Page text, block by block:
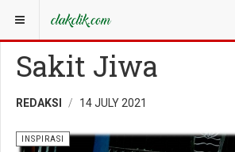
YOU ARE HERE: INSPIRASI
Sakit Jiwa
REDAKSI 14 JULY 2021
INSPIRASI